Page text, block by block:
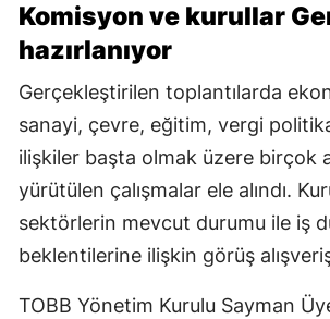
Komisyon ve kurullar
hazırlanıyor
Gerçekleştirilen toplantılarda
sanayi, çevre, eğitim, vergi
ilişkiler başta olmak üzere birçok
yürütülen çalışmalar ele alındı.
sektörlerin mevcut durumu ile iş
beklentilerine ilişkin görüş
TOBB Yönetim Kurulu Sayman